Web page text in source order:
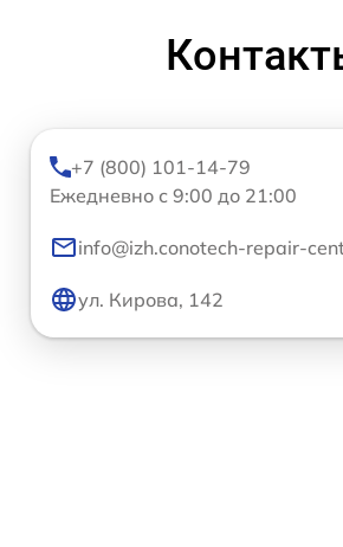
+7 (800) 101-14-79
Ежедневно с 9:00 до 21:00
info@izh.conotech-repair-
ул. Кирова, 142